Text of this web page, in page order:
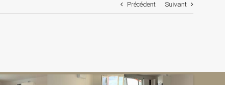
Précédent Suivant